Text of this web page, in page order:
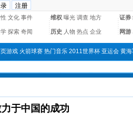
文化 事件 维权 曝光 调查 地方 证券
探索 奇闻 历史 人物 热点 企业 网游
页游戏 火箭球赛 热门音乐 2011世界杯 亚运会 黄
于中国的成功